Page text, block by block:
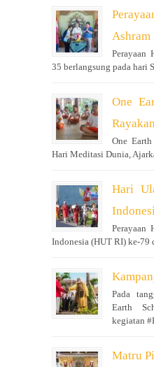
Ashram
Perayaan
35 berlangsung pada hari
One
One
Hari Meditasi Dunia,
Hari
Perayaan
Indonesia (HUT RI) ke-79
Pada
Earth
kegiatan
Matru